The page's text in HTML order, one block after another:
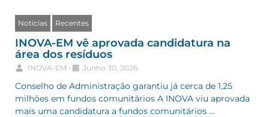
Notícias Recentes
INOVA-EM vê aprovada candidatura na
área dos resíduos
INOVA-EM • Junho 30, 2026
Conselho de Administração garantiu já cerca de 1,25
milhões em fundos comunitários A INOVA viu aprovada
mais uma candidatura a fundos comunitários …